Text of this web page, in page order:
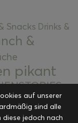
Snacks Drinks &
&
pikant
Kuchen und
&
auf unserer
sind alle
diese jedoch nach